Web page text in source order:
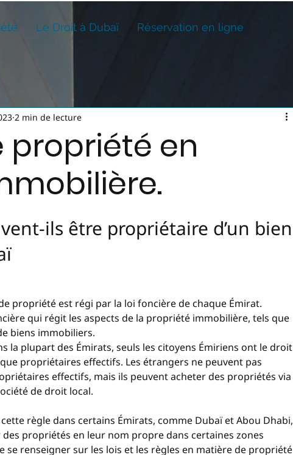
Le Droit à Dubaï Réservation en ligne
propriété en
2 min de lecture
ils être propriétaire d’un bien
propriété est régi par la loi foncière de chaque Émirat.
qui régit les aspects de la propriété immobilière, tels que
biens immobiliers.
la plupart des Émirats, seuls les citoyens Émiriens ont le droit
propriétaires effectifs. Les étrangers ne peuvent pas
effectifs, mais ils peuvent acheter des propriétés via
de droit local.
règle dans certains Émirats, comme Dubaï et Abou Dhabi,
propriétés en leur nom propre dans certaines zones
se renseigner sur les lois et les règles en matière de propriété